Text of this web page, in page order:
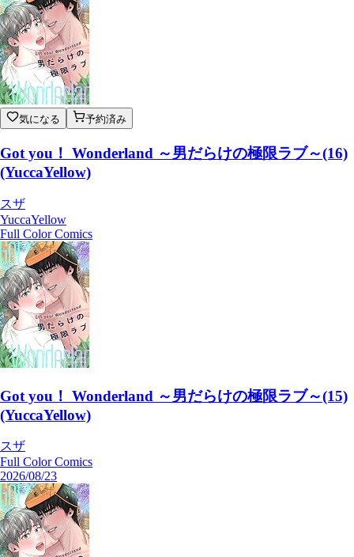
気になる 予約済み
Got you！ Wonderland ～男だらけの極限ラブ～(16)
(YuccaYellow)
スザ
YuccaYellow
Full Color Comics
Got you！ Wonderland ～男だらけの極限ラブ～(15)
(YuccaYellow)
スザ
Full Color Comics
2026/08/23